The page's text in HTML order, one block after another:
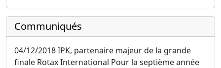
Communiqués
04/12/2018 IPK, partenaire majeur de la grande
finale Rotax International Pour la septième année